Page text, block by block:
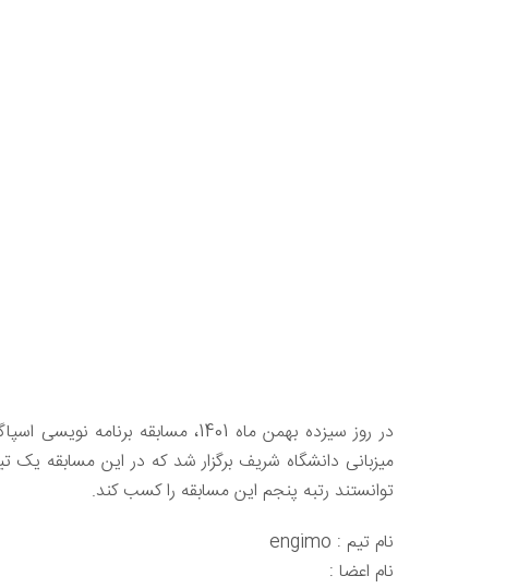
در روز سیزده بهمن ماه 1401،
میزبانی دانشگاه شریف برگزار شد که در این مسابقه یک
توانستند رتبه پنجم این مسابقه را کسب کند.
نام تیم : engimo
نام اعضا :